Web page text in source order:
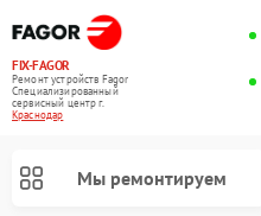
FIX-FAGOR
Ремонт устройств Fagor
Специализированный
cервисный центр г.
Краснодар
Мы ремонтируем